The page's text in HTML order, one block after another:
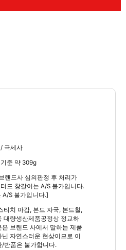
극세사
준 약 309g
랜드사 심의판정 후 처리가
드 창갈이는 A/S 불가입니다.
A/S 불가입니다.]
티치 마감, 본드 자국, 본드칠,
대량생산제품공정상 정교하
은 브랜드 사에서 말하는 제품
닌 자연스러운 현상이므로 이
/반품은 불가합니다.